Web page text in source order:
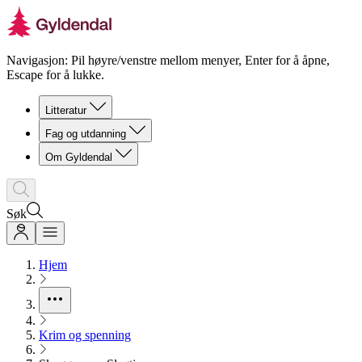
Navigasjon: Pil høyre/venstre mellom menyer, Enter for å åpne,
Escape for å lukke.
Litteratur
Fag og utdanning
Om Gyldendal
Søk
Hjem
Krim og spenning